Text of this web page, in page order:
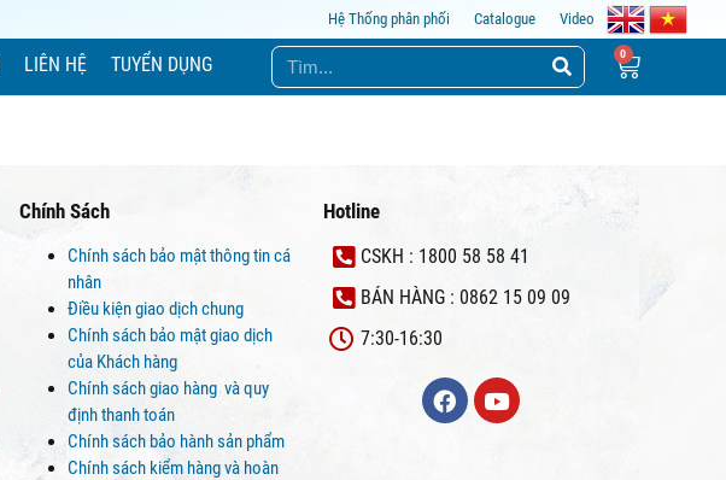
Hệ Thống phân phối Catalogue Video
LIÊN HỆ TUYỂN DỤNG
Chính Sách
Chính sách bảo mật thông tin cá
nhân
Điều kiện giao dịch chung
Chính sách bảo mật giao dịch
của Khách hàng
Chính sách giao hàng và quy
định thanh toán
Chính sách bảo hành sản phẩm
Chính sách kiểm hàng và hoàn
Hotline
CSKH : 1800 58 58 41
BÁN HÀNG : 0862 15 09 09
7:30-16:30